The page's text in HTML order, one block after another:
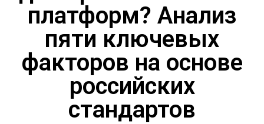
платформ? Анализ
пяти ключевых
факторов на основе
российских
стандартов